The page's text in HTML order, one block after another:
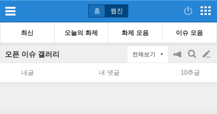
홈 웹진
최신 오늘의 화제 화제 모음 이슈 모음
오픈 이슈 갤러리 전체보기
공
지
on/off
검
색
글
쓰
내글 내 댓글 10추글